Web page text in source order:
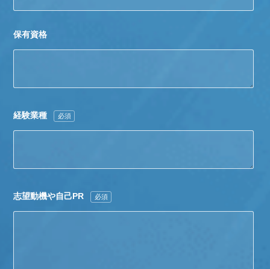
保有資格
経験業種 必須
志望動機や自己PR 必須